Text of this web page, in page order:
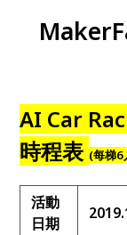
AI Car
時程表(每梯6
活動
日期